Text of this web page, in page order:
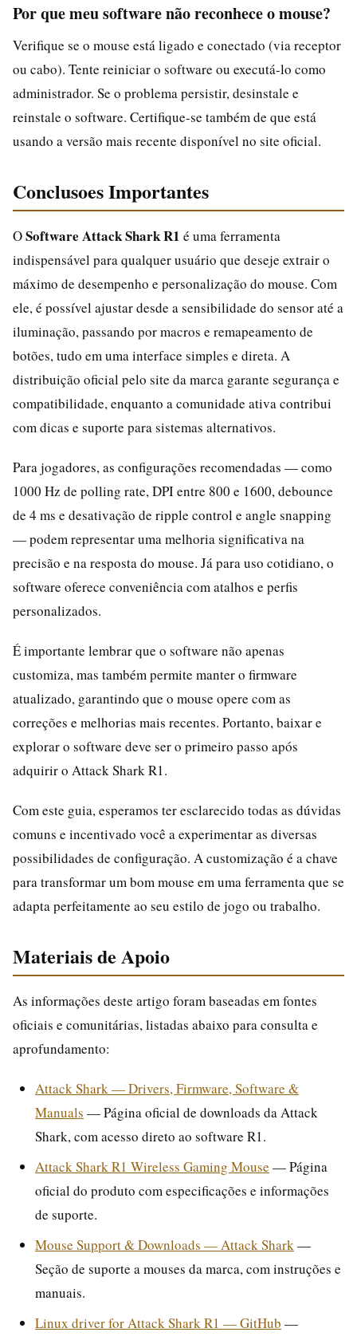
Por que meu software não reconhece o mouse?
Verifique se o mouse está ligado e conectado (via receptor
ou cabo). Tente reiniciar o software ou executá-lo como
administrador. Se o problema persistir, desinstale e
reinstale o software. Certifique-se também de que está
usando a versão mais recente disponível no site oficial.
Conclusoes Importantes
OSoftware Attack Shark R1 é uma ferramenta
indispensável para qualquer usuário que deseje extrair o
máximo de desempenho e personalização do mouse. Com
ele, é possível ajustar desde a sensibilidade do sensor até a
iluminação, passando por macros e remapeamento de
botões, tudo em uma interface simples e direta. A
distribuição oficial pelo site da marca garante segurança e
compatibilidade, enquanto a comunidade ativa contribui
com dicas e suporte para sistemas alternativos.
Para jogadores, as configurações recomendadas — como
1000 Hz de polling rate, DPI entre 800 e 1600, debounce
de 4 ms e desativação de ripple control e angle snapping
— podem representar uma melhoria significativa na
precisão e na resposta do mouse. Já para uso cotidiano, o
software oferece conveniência com atalhos e perfis
personalizados.
É importante lembrar que o software não apenas
customiza, mas também permite manter o firmware
atualizado, garantindo que o mouse opere com as
correções e melhorias mais recentes. Portanto, baixar e
explorar o software deve ser o primeiro passo após
adquirir o Attack Shark R1.
Com este guia, esperamos ter esclarecido todas as dúvidas
comuns e incentivado você a experimentar as diversas
possibilidades de configuração. A customização é a chave
para transformar um bom mouse em uma ferramenta que se
adapta perfeitamente ao seu estilo de jogo ou trabalho.
Materiais de Apoio
As informações deste artigo foram baseadas em fontes
oficiais e comunitárias, listadas abaixo para consulta e
aprofundamento:
Attack Shark — Drivers, Firmware, Software &
Manuals — Página oficial de downloads da Attack
Shark, com acesso direto ao software R1.
Attack Shark R1 Wireless Gaming Mouse — Página
oficial do produto com especificações e informações
de suporte.
Mouse Support & Downloads — Attack Shark —
Seção de suporte a mouses da marca, com instruções e
manuais.
Linux driver for Attack Shark R1 — GitHub —